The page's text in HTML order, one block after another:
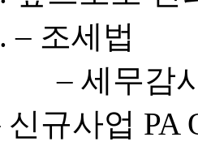
다. – 조
– 세무
규사업 PA